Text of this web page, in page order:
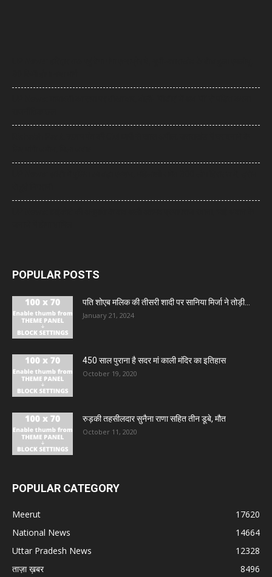
POPULAR POSTS
पति शोएब मलिक की तीसरी शादी पर सानिया मिर्जा ने तोड़ी...
January 21, 2024
450 साल पुराना है सदर मां काली मंदिर का इतिहास
October 19, 2020
रुड़की तहसीलदार सुनैना राणा सहित तीन डूबे, मौत
October 11, 2020
POPULAR CATEGORY
Meerut
17620
National News
14664
Uttar Pradesh News
12328
ताज़ा ख़बर
8496